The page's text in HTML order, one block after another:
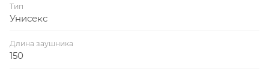
Тип
Унисекс
Длина заушника
150